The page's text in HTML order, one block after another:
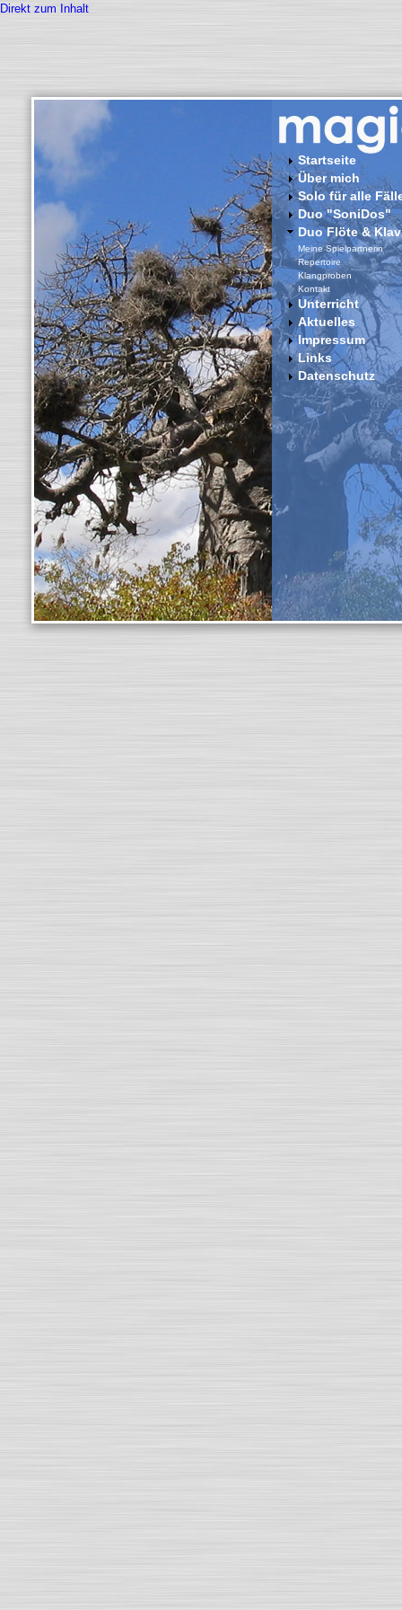
Direkt zum Inhalt
Startseite
Über mich
Solo für alle
Duo "SoniDos"
Duo Flöte &
Meine Spielpartnerin
Repertoire
Klangproben
Kontakt
Unterricht
Aktuelles
Impressum
Links
Datenschutz